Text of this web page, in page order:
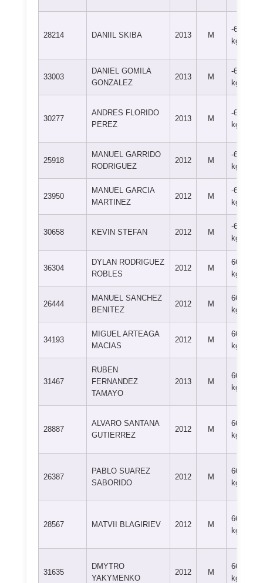
28214 DANIIL SKIBA 2013 M
-66
kg
33003
DANIEL GOMILA
GONZALEZ
2013 M
-66
kg
30277
ANDRES FLORIDO
PEREZ
2013 M
-66
kg
25918
MANUEL GARRIDO
RODRIGUEZ
2012 M
-66
kg
23950
MANUEL GARCIA
MARTINEZ
2012 M
-66
kg
30658 KEVIN STEFAN 2012 M
-66
kg
36304
DYLAN RODRIGUEZ
ROBLES
2012 M
66+
kg
26444
MANUEL SANCHEZ
BENITEZ
2012 M
66+
kg
34193
MIGUEL ARTEAGA
MACIAS
2012 M
66+
kg
31467
RUBEN
FERNANDEZ
TAMAYO
2013 M
66+
kg
28887
ALVARO SANTANA
GUTIERREZ
2012 M
66+
kg
26387
PABLO SUAREZ
SABORIDO
2012 M
66+
kg
28567 MATVII BLAGIRIEV 2012 M
66+
kg
31635
DMYTRO
YAKYMENKO
2012 M
66+
kg